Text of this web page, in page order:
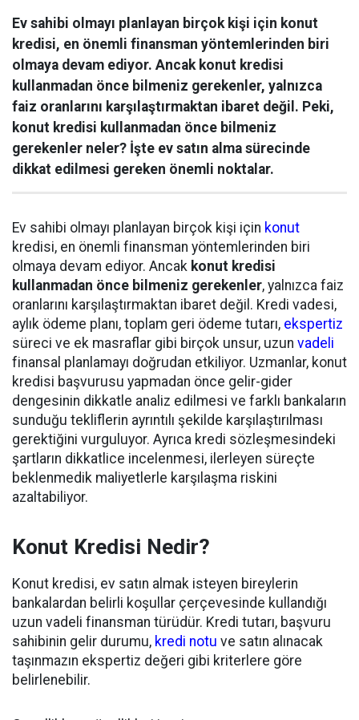
Ev sahibi olmayı planlayan birçok kişi için konut
kredisi, en önemli finansman yöntemlerinden biri
olmaya devam ediyor. Ancak konut kredisi
kullanmadan önce bilmeniz gerekenler, yalnızca
faiz oranlarını karşılaştırmaktan ibaret değil. Peki,
konut kredisi kullanmadan önce bilmeniz
gerekenler neler? İşte ev satın alma sürecinde
dikkat edilmesi gereken önemli noktalar.
Ev sahibi olmayı planlayan birçok kişi için konut
kredisi, en önemli finansman yöntemlerinden biri
olmaya devam ediyor. Ancak konut kredisi
kullanmadan önce bilmeniz gerekenler, yalnızca faiz
oranlarını karşılaştırmaktan ibaret değil. Kredi vadesi,
aylık ödeme planı, toplam geri ödeme tutarı, ekspertiz
süreci ve ek masraflar gibi birçok unsur, uzun vadeli
finansal planlamayı doğrudan etkiliyor. Uzmanlar, konut
kredisi başvurusu yapmadan önce gelir-gider
dengesinin dikkatle analiz edilmesi ve farklı bankaların
sunduğu tekliflerin ayrıntılı şekilde karşılaştırılması
gerektiğini vurguluyor. Ayrıca kredi sözleşmesindeki
şartların dikkatlice incelenmesi, ilerleyen süreçte
beklenmedik maliyetlerle karşılaşma riskini
azaltabiliyor.
Konut Kredisi Nedir?
Konut kredisi, ev satın almak isteyen bireylerin
bankalardan belirli koşullar çerçevesinde kullandığı
uzun vadeli finansman türüdür. Kredi tutarı, başvuru
sahibinin gelir durumu, kredi notu ve satın alınacak
taşınmazın ekspertiz değeri gibi kriterlere göre
belirlenebilir.